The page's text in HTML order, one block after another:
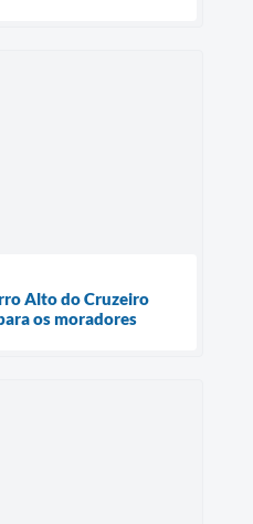
Alto do Cruzeiro
os moradores